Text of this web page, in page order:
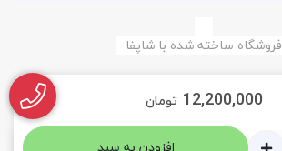
12,200,000 تومان
فروشگاه ساخته شده با شاپفا